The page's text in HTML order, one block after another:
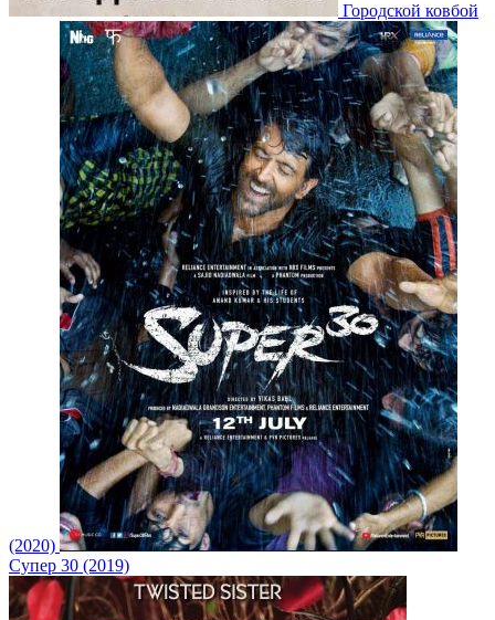
Городской ковбой
(2020)
Супер 30 (2019)